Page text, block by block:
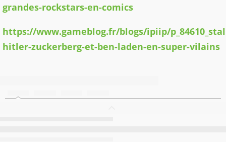
grandes-rockstars-en-comics
https://www.gameblog.fr/blogs/ipiip/
hitler-zuckerberg-et-ben-laden-en-super-vilains